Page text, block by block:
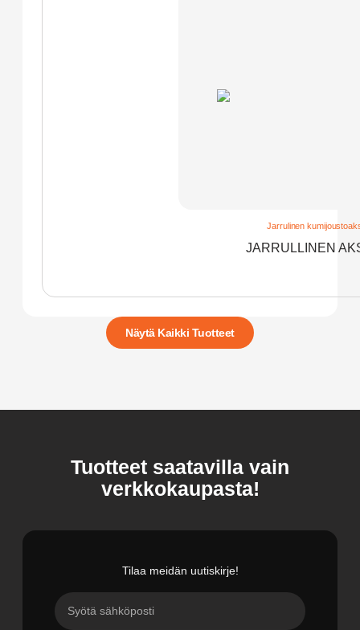
Näytä Kaikki Tuotteet
Jarrulinen
JARRULLINEN
Tuotteet saatavilla vain
verkkokaupasta!
Tilaa meidän uutiskirje!